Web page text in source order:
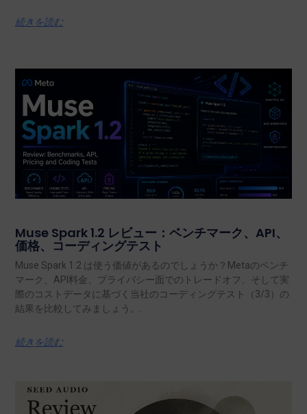
続きを読む
Muse Spark 1.2 レビュー：ベンチマーク、API、
価格、コーディングテスト
Muse Spark 1.2 は使う価値があるのでしょうか？Metaのベンチ
マーク、API料金、プライバシー面でのトレードオフ、そして実
際のコストデータに基づく当社のコーディングテスト（3/3）の
結果を比較してみましょう。.
続きを読む